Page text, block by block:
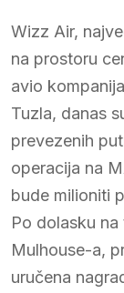
Wizz Air,
na prostoru
avio
Tuzla, danas
prevezenih
operacija na
bude milioniti
Po dolasku
Mulhouse-a,
uručena